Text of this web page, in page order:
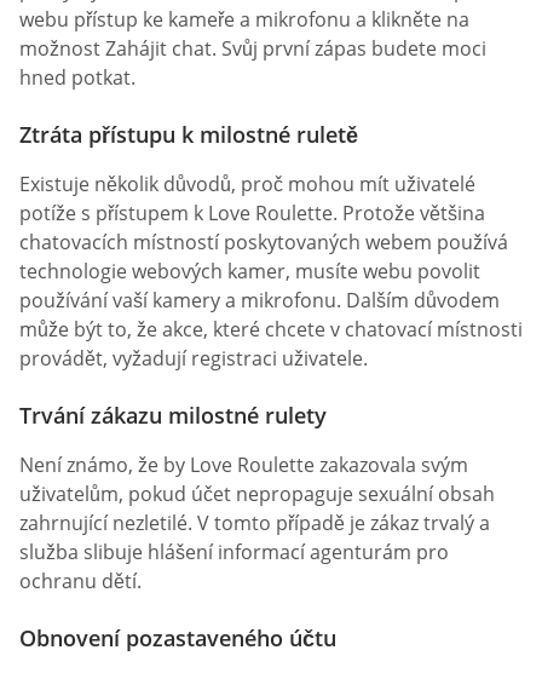
webu přístup ke kameře a mikrofonu a klikněte na
možnost Zahájit chat. Svůj první zápas budete moci
hned potkat.
Ztráta přístupu k milostné ruletě
Existuje několik důvodů, proč mohou mít uživatelé
potíže s přístupem k Love Roulette. Protože většina
chatovacích místností poskytovaných webem používá
technologie webových kamer, musíte webu povolit
používání vaší kamery a mikrofonu. Dalším důvodem
může být to, že akce, které chcete v chatovací místnosti
provádět, vyžadují registraci uživatele.
Trvání zákazu milostné rulety
Není známo, že by Love Roulette zakazovala svým
uživatelům, pokud účet nepropaguje sexuální obsah
zahrnující nezletilé. V tomto případě je zákaz trvalý a
služba slibuje hlášení informací agenturám pro
ochranu dětí.
Obnovení pozastaveného účtu